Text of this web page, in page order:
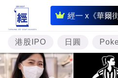
經一 x《華爾
即
時
財
經
專
港股IPO 日圓